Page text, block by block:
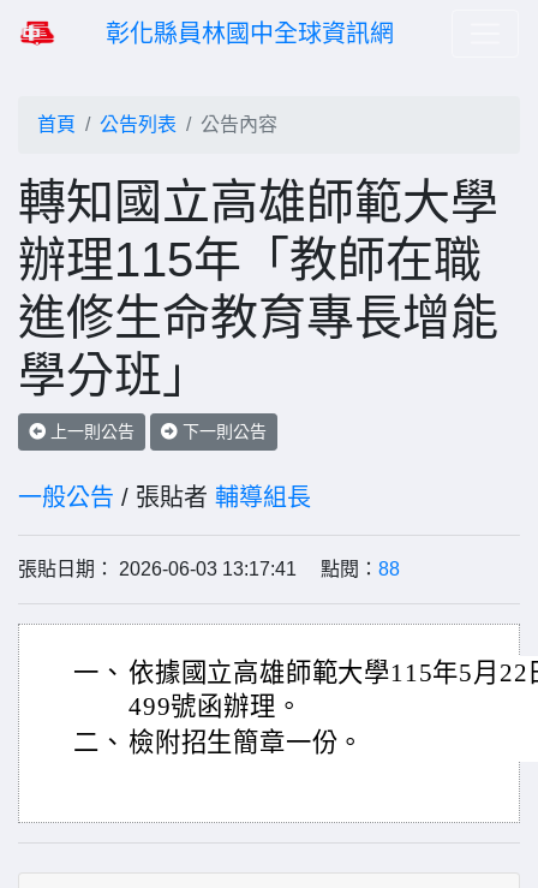
彰化縣員林國中全球資訊網
首頁 公告列表 公告內容
轉知國立高雄師範大學
辦理115年「教師在職
進修生命教育專長增能
學分班」
上一則公告 下一則公告
一般公告 / 張貼者 輔導組長
張貼日期： 2026-06-03 13:17:41 點閱： 88
一、 依據國立高雄師範大學115年5月
499號函辦理。
二、 檢附招生簡章一份。